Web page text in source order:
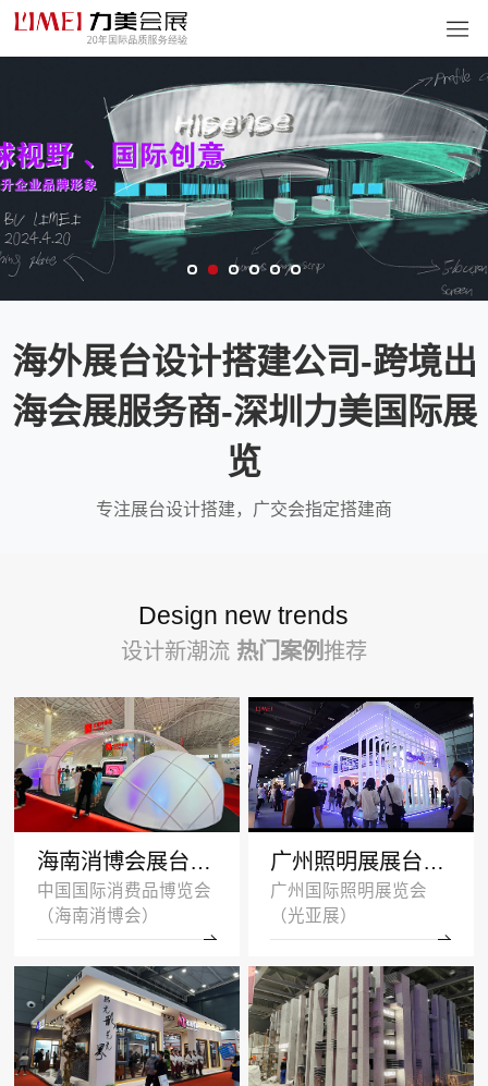
海外展台设计搭建公司-跨境出
海会展服务商-深圳力美国际展
览
专注展台设计搭建，广交会指定搭建商
Design new trends
设计新潮流 热门案例 推荐
海南消博会展台设计搭建案例-王府井集团-深圳展示设计公司
中国国际消费品博览会
（海南消博会）
广州照明展展台设计搭建案例 -沐光无主灯
广州国际照明展览会
（光亚展）